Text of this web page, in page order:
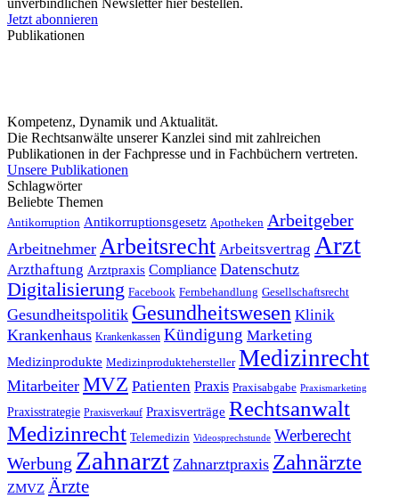
Jetzt abonnieren
Publikationen
Kompetenz, Dynamik und Aktualität.
Die Rechtsanwälte unserer Kanzlei sind mit zahlreichen
Publikationen in der Fachpresse und in Fachbüchern vertreten.
Unsere Publikationen
Schlagwörter
Beliebte Themen
Antikorruption Antikorruptionsgesetz Apotheken Arbeitgeber
Arbeitnehmer Arbeitsrecht Arbeitsvertrag Arzt
Arzthaftung Arztpraxis Compliance Datenschutz
Digitalisierung Facebook Fernbehandlung Gesellschaftsrecht
Gesundheitspolitik Gesundheitswesen Klinik
Krankenhaus Krankenkassen Kündigung Marketing
Medizinprodukte Medizinproduktehersteller Medizinrecht
Mitarbeiter MVZ Patienten Praxis Praxisabgabe Praxismarketing
Praxisstrategie Praxisverkauf Praxisverträge Rechtsanwalt
Medizinrecht Telemedizin Videosprechstunde Werberecht
Werbung Zahnarzt Zahnarztpraxis Zahnärzte
ZMVZ Ärzte